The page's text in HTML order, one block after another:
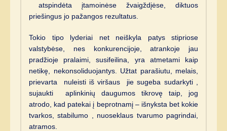
atspindėta įtamoinėse žvaigždįėse, diktuos
priešingus jo pažangos rezultatus.
Tokio tipo lyderiai net neiškyla patys stipriose
valstybėse, nes konkurencijoje, atrankoje jau
pradžioje pralaimi, susifeilina, yra atmetami kaip
netikę, nekonsoliduojantys. Užtat parašiutu, melais,
prievarta nuleisti iš viršaus jie sugeba sudarkyti ,
sujaukti aplinkinių daugumos tikrovę taip, jog
atrodo, kad patekai į beprotnamį – išnyksta bet kokie
tvarkos, stabilumo , nuoseklaus tvarumo pagrindai,
atramos.